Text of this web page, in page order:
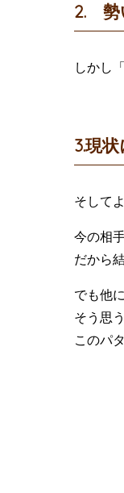
2. 勢
しかし
3.現
そして
今の相
だから
でも他
そう思
このパ